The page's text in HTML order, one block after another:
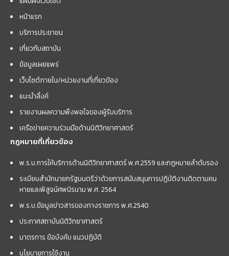
หน้าแรก
บริการประชาชน
เกี่ยวกับสถาบัน
ข้อมูลเผยแพร่
เว็บไซต์ภายใน/หน่วยงานที่เกี่ยวข้อง
แนะนำลิ้งค์
รายงานผลความพึงพอใจของผู้รับบริการ
เครือข่ายความร่วมมือด้านนิติวิทยาศาสตร์
กฎหมายที่เกี่ยวข้อง
พ.ร.บ.การให้บริการด้านนิติวิทยาศาสตร์ พ.ศ.2559 และกฏหมายลำดับรอง
ระเบียบสำนักนายกรัฐมนตรีว่าด้วยการสนับสนุนการปฏิบัติงานติดตามคน
หายและพิสูจน์ศพนิรนาม พ.ศ. 2564
พ.ร.บ.ข้อมูลข่าวสารของทางราชการ พ.ศ.2540
ประกาศสถาบันนิติวิทยาศาสตร์
มาตรการ ข้อบังคับ แนวปฏิบัติ
นโยบายการใช้งาน